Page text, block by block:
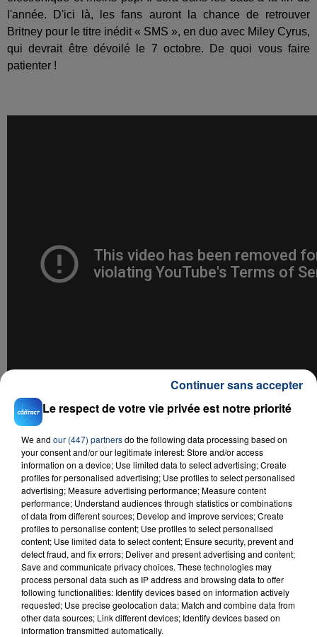
l'année. D'ici là, les fans auront la chance de retrouver
Britney pour le titre inédit « SMS », en duo avec Miley Cyrus,
qui devrait être dévoilé le 7 octobre. De quoi vous faire
patienter !
Let Me Be
THE SECOND VOICE
RADIO CONTACT
Le respect de votre vie privée est notre priorité
We and our (447) partnersdo the following data processing based on
your consent and/or our legitimate interest: Store and/or access
information on a device; Use limited data to select advertising; Create
profiles for personalised advertising; Use profiles to select personalised
advertising; Measure advertising performance; Measure content
performance; Understand audiences through statistics or combinations
of data from different sources; Develop and improve services; Create
profiles to personalise content; Use profiles to select personalised
content; Use limited data to select content; Ensure security, prevent and
detect fraud, and fix errors; Deliver and present advertising and content;
Save and communicate privacy choices. These technologies may
process personal data such as IP address and browsing data to offer
following functionalities: Identify devices based on information actively
requested; Use precise geolocation data; Match and combine data from
other data sources; Link different devices; Identify devices based on
information transmitted automatically.
Continuer sans accepter